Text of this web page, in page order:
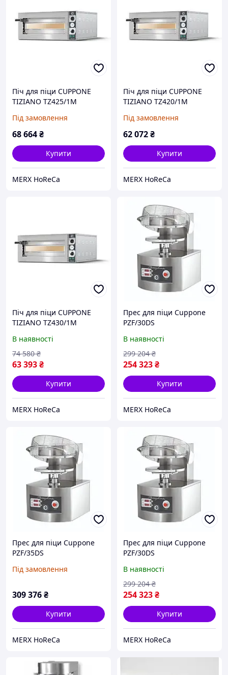
Піч для піци CUPPONE
TIZIANO TZ425/1M
Під замовлення
68 664₴
Купити
MERX HoReCa
Піч для піци CUPPONE
TIZIANO TZ420/1M
Під замовлення
62 072₴
Купити
MERX HoReCa
Піч для піци CUPPONE
TIZIANO TZ430/1M
В наявності
63 393₴
74 580 ₴
Купити
MERX HoReCa
Прес для піци Cuppone
PZF/30DS
В наявності
254 323₴
299 204 ₴
Купити
MERX HoReCa
Прес для піци Cuppone
PZF/35DS
Під замовлення
309 376₴
Купити
MERX HoReCa
Прес для піци Cuppone
PZF/30DS
В наявності
254 323₴
299 204 ₴
Купити
MERX HoReCa